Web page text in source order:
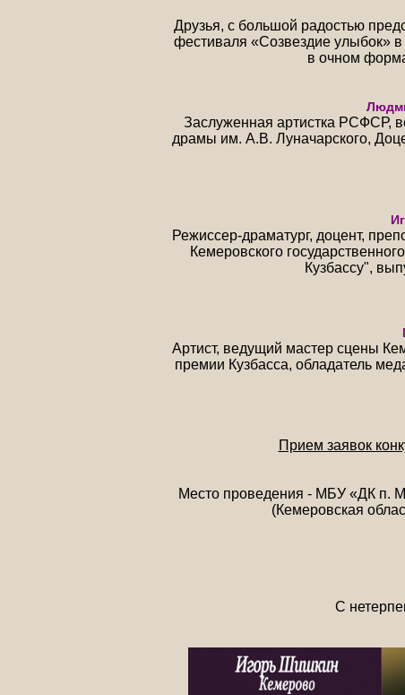
Друзья, с большой радостью
фестиваля «Созвездие улыбок»
в очном
Заслуженная артистка РСФСР,
драмы им. А.В. Луначарского,
Режиссер-драматург, доцент,
Кемеровского
Кузбассу",
Артист, ведущий мастер сцены
премии Кузбасса, обладатель
Прием заявок
Место проведения - МБУ «ДК п.
(Кемеровская
С